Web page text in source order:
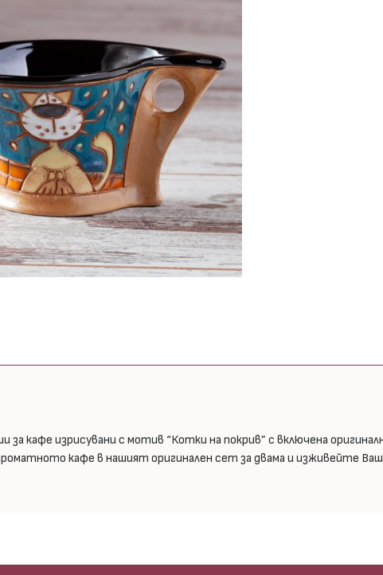
кафе изрисувани с мотив “Котки на покрив” с включена
кафе в нашият оригинален сет за двама и изживейте